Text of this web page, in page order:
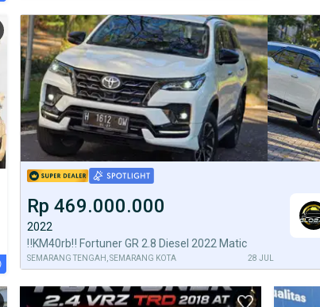
TEST DRIVE DARI RUMAH
GRATIS BIAYA JASA PERAWATAN*
Rp 469.000.000
2022
‼️KM40rb‼️ Fortuner GR 2.8 Diesel 2022 Matic
SEMARANG TENGAH, SEMARANG KOTA 28 JUL